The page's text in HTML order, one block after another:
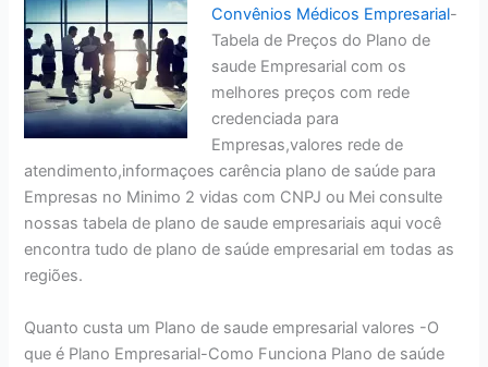
Convênios Médicos Empresarial-
Tabela de Preços do Plano de
saude Empresarial com os
melhores preços com rede
credenciada para
Empresas,valores rede de
atendimento,informaçoes carência plano de saúde para
Empresas no Minimo 2 vidas com CNPJ ou Mei consulte
nossas tabela de plano de saude empresariais aqui você
encontra tudo de plano de saúde empresarial em todas as
regiões.
Quanto custa um Plano de saude empresarial valores -O
que é Plano Empresarial-Como Funciona Plano de saúde